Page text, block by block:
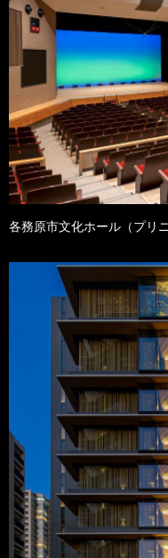
各務原市文化ホール（プリ